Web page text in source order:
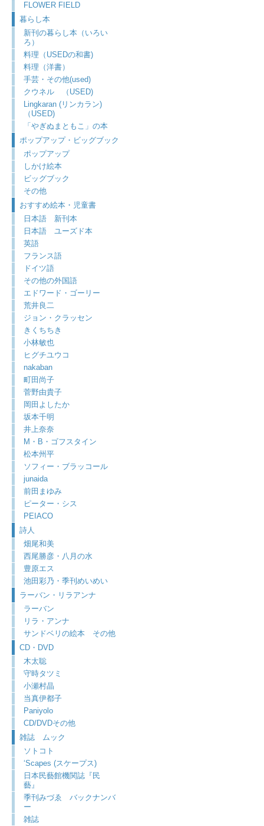
FLOWER FIELD
暮らし本
新刊の暮らし本（いろい
ろ）
料理（USEDの和書)
料理（洋書）
手芸・その他(used)
クウネル （USED)
Lingkaran (リンカラン)
（USED)
「やぎぬまともこ」の本
ポップアップ・ビッグブック
ポップアップ
しかけ絵本
ビッグブック
その他
おすすめ絵本・児童書
日本語 新刊本
日本語 ユーズド本
英語
フランス語
ドイツ語
その他の外国語
エドワード・ゴーリー
荒井良二
ジョン・クラッセン
きくちちき
小林敏也
ヒグチユウコ
nakaban
町田尚子
菅野由貴子
岡田よしたか
坂本千明
井上奈奈
M・B・ゴフスタイン
松本州平
ソフィー・ブラッコール
junaida
前田まゆみ
ピーター・シス
PEIACO
詩人
畑尾和美
西尾勝彦・八月の水
豊原エス
池田彩乃・季刊めいめい
ラーバン・リラアンナ
ラーバン
リラ・アンナ
サンドベリの絵本 その他
CD・DVD
木太聡
守時タツミ
小瀬村晶
当真伊都子
Paniyolo
CD/DVDその他
雑誌 ムック
ソトコト
‘Scapes (スケープス)
日本民藝館機関誌『民
藝』
季刊みづゑ バックナンバ
ー
雑誌